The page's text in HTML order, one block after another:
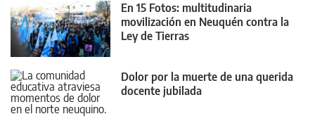
En 15 Fotos: multitudinaria
movilización en Neuquén contra la
Ley de Tierras
Dolor por la muerte de una querida
docente jubilada